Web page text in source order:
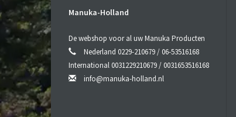
Manuka-Holland
De webshop voor al uw Manuka Producten
Nederland 0229-210679 / 06-53516168
International 0031229210679 / 0031653516168
info@manuka-holland.nl